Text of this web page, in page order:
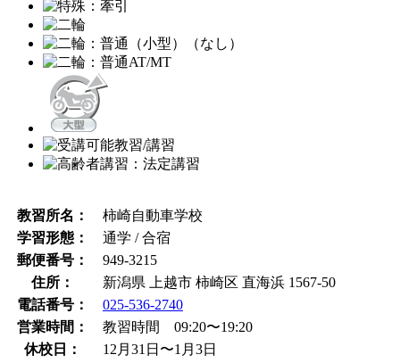
教習所名：
柿崎自動車学校
学習形態：
通学 / 合宿
郵便番号：
949-3215
住所：
新潟県 上越市 柿崎区 直海浜 1567-50
電話番号：
025-536-2740
営業時間：
教習時間 09:20〜19:20
休校日：
12月31日〜1月3日